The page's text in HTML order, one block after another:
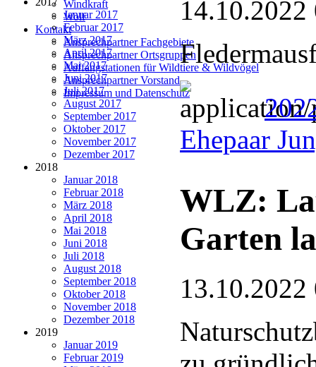
Windkraft
Wolf
Kontakt
Ansprechpartner Fachgebiete
Ansprechpartner Ortsgruppen
Auffangstationen für Wildtiere & Wildvögel
Ansprechpartner Vorstand
Impressum und Datenschutz
Januar 2017
Februar 2017
März 2017
April 2017
Mai 2017
Juni 2017
Juli 2017
August 2017
September 2017
Oktober 2017
November 2017
Dezember 2017
2018
Januar 2018
Februar 2018
März 2018
April 2018
Mai 2018
Juni 2018
Juli 2018
August 2018
September 2018
Oktober 2018
November 2018
Dezember 2018
2019
Januar 2019
Februar 2019
14.10.2022
Ehepaar
WLZ:
Garten
13.10.2022